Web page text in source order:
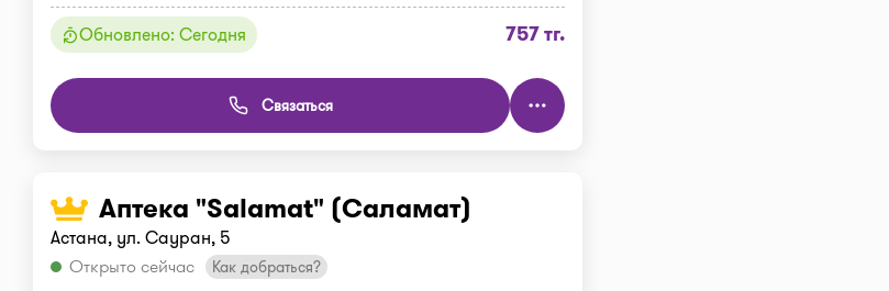
Обновлено: Сегодня 757 тг.
Связаться
Аптека "Salamat" (Саламат)
Астана, ул. Сауран, 5
Открыто сейчас
Как добраться?